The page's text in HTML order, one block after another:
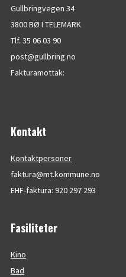
Gullbringvegen 34
3800 BØ I TELEMARK
Tlf. 35 06 03 90
post@gullbring.no
Fakturamottak:
Kontakt
Kontaktpersoner
faktura@mt.kommune.no
EHF-faktura: 920 297 293
Fasiliteter
Kino
Bad